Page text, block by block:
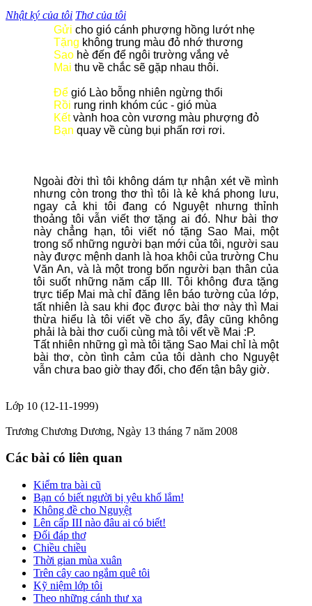
Nhật ký của tôi Thơ của tôi
Gửi cho gió cánh phượng hồng lướt nhẹ
Tặng không trung màu đỏ nhớ thương
Sao hè đến để ngôi trường vắng vẻ
Mai thu về chắc sẽ gặp nhau thôi.
Để gió Lào bỗng nhiên ngừng thổi
Rồi rung rinh khóm cúc - gió mùa
Kếtvành hoa còn vương màu phượng đỏ
Bạn quay về cùng bụi phấn rơi rơi.
Ngoài đời thì tôi không dám tự nhận xét về mình
nhưng còn trong thơ thì tôi là kẻ khá phong lưu,
ngay cả khi tôi đang có Nguyệt nhưng thỉnh
thoảng tôi vẫn viết thơ tặng ai đó. Như bài thơ
này chẳng hạn, tôi viết nó tặng Sao Mai, một
trong số những người bạn mới của tôi, người sau
này được mệnh danh là hoa khôi của trường Chu
Văn An, và là một trong bốn người bạn thân của
tôi suốt những năm cấp III. Tôi không đưa tặng
trực tiếp Mai mà chỉ đăng lên báo tường của lớp,
tất nhiên là sau khi đọc được bài thơ này thì Mai
thừa hiểu là tôi viết về cho ấy, đây cũng không
phải là bài thơ cuối cùng mà tôi vết về Mai :P.
Tất nhiên những gì mà tôi tặng Sao Mai chỉ là một
bài thơ, còn tình cảm của tôi dành cho Nguyệt
vẫn chưa bao giờ thay đổi, cho đến tận bây giờ.
Lớp 10 (12-11-1999)
Trương Chương Dương, Ngày 13 tháng 7 năm 2008
Các bài có liên quan
Kiểm tra bài cũ
Bạn có biết người bị yêu khổ lắm!
Không đề cho Nguyệt
Lên cấp III nào đâu ai có biết!
Đối đáp thơ
Chiều chiều
Thời gian mùa xuân
Trên cây cao ngắm quê tôi
Kỹ niệm lớp tôi
Theo những cánh thư xa